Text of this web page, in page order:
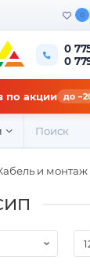
0
0
0
по акции до
и монтаж